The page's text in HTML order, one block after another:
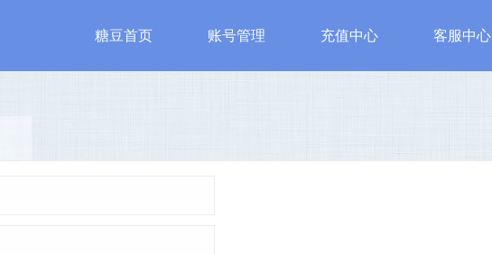
糖豆首页 账号管理 充值中心 客服中心
国战游戏 特色游戏 账号安全 服务